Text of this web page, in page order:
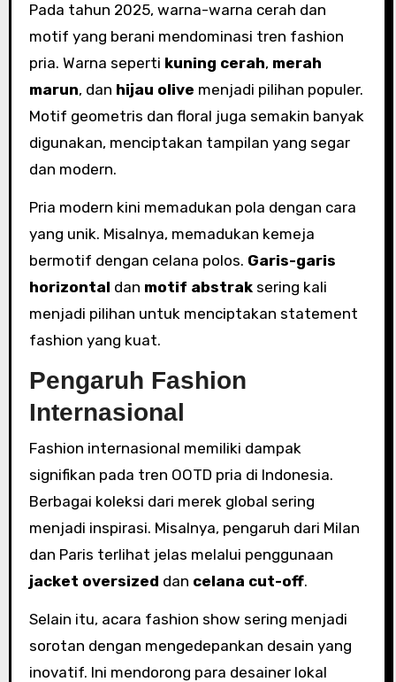
Pada tahun 2025, warna-warna cerah dan
motif yang berani mendominasi tren fashion
pria. Warna seperti kuning cerah, merah
marun, dan hijau olive menjadi pilihan populer.
Motif geometris dan floral juga semakin banyak
digunakan, menciptakan tampilan yang segar
dan modern.
Pria modern kini memadukan pola dengan cara
yang unik. Misalnya, memadukan kemeja
bermotif dengan celana polos. Garis-garis
horizontal dan motif abstraksering kali
menjadi pilihan untuk menciptakan statement
fashion yang kuat.
Pengaruh Fashion
Internasional
Fashion internasional memiliki dampak
signifikan pada tren OOTD pria di Indonesia.
Berbagai koleksi dari merek global sering
menjadi inspirasi. Misalnya, pengaruh dari Milan
dan Paris terlihat jelas melalui penggunaan
jacket oversized dan celana cut-off.
Selain itu, acara fashion show sering menjadi
sorotan dengan mengedepankan desain yang
inovatif. Ini mendorong para desainer lokal